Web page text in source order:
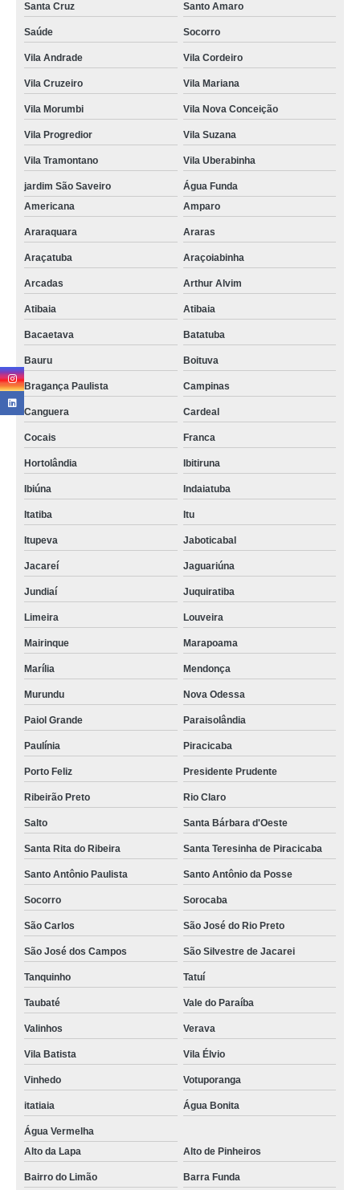
destruição documentos públicos Jabaquara
procuro por destruição documentos administrativos Uberaba
procuro por destruição de documentos sigilosos Mairiporã
destruição de documentos confidenciais Vila Uberabinha
custo de destruição documentos administrativos Paraisolândia
procuro por destruição documentos públicos Casa Verde
custo de destruir documentos confidenciais Canguera
destruição documentos empresariais São Paulo
recolha e destruição de documentos Jardim Europa
procuro por destruição de documento Jardim Leonor
procuro por destruição documentos confidenciais Vila Cordeiro
procuro por destruição documentos Mogi das Cruzes
Santa Cruz Santo Amaro
Saúde Socorro
Vila Andrade Vila Cordeiro
Vila Cruzeiro Vila Mariana
Vila Morumbi Vila Nova Conceição
Vila Progredior Vila Suzana
Vila Tramontano Vila Uberabinha
jardim São Saveiro
Água Funda
Americana
Amparo
Araraquara Araras
Araçatuba Araçoiabinha
Arcadas Arthur Alvim
Atibaia Atibaia
Bacaetava Batatuba
Bauru Boituva
Bragança Paulista Campinas
Canguera Cardeal
Cocais Franca
Hortolândia Ibitiruna
Ibiúna Indaiatuba
Itatiba Itu
Itupeva Jaboticabal
Jacareí Jaguariúna
Jundiaí Juquiratiba
Limeira Louveira
Mairinque Marapoama
Marília Mendonça
Murundu Nova Odessa
Paiol Grande Paraisolândia
Paulínia Piracicaba
Porto Feliz Presidente Prudente
Ribeirão Preto Rio Claro
Salto Santa Bárbara d'Oeste
Santa Rita do Ribeira Santa Teresinha de Piracicaba
Santo Antônio Paulista Santo Antônio da Posse
Socorro Sorocaba
São Carlos São José do Rio Preto
São José dos Campos São Silvestre de Jacarei
Tanquinho Tatuí
Taubaté Vale do Paraíba
Valinhos Verava
Vila Batista Vila Élvio
Vinhedo Votuporanga
itatiaia Água Bonita
Água Vermelha
Alto da Lapa
Alto de Pinheiros
Bairro do Limão Barra Funda